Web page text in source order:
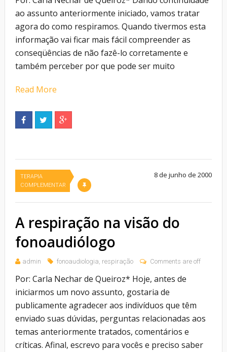
ao assunto anteriormente iniciado, vamos tratar
agora do como respiramos. Quando tivermos esta
informação vai ficar mais fácil compreender as
conseqüências de não fazê-lo corretamente e
também perceber por que pode ser muito
Read More
TERAPIA
COMPLEMENTAR
8 de junho de 2000
A respiração na visão do
fonoaudiólogo
admin fonoaudiologia, respiração Comments are off
Por: Carla Nechar de Queiroz* Hoje, antes de
iniciarmos um novo assunto, gostaria de
publicamente agradecer aos indivíduos que têm
enviado suas dúvidas, perguntas relacionadas aos
temas anteriormente tratados, comentários e
críticas. Afinal, escrevo para vocês e preciso saber